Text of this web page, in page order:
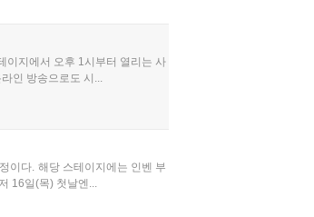
이지에서 오후 1시부터 열리는 사
인 방송으로도 시...
이다. 해당 스테이지에는 인벤 부
16일(목) 첫날엔...